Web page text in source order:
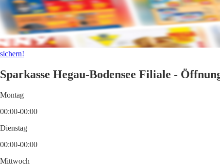
sichern!
Sparkasse Hegau-Bodensee Filiale -
Montag
00:00-00:00
Dienstag
00:00-00:00
Mittwoch